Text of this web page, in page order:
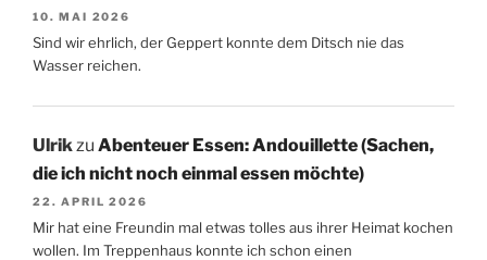
10. MAI 2026
Sind wir ehrlich, der Geppert konnte dem Ditsch nie das
Wasser reichen.
Ulrik zu Abenteuer Essen: Andouillette (Sachen,
die ich nicht noch einmal essen möchte)
22. APRIL 2026
Mir hat eine Freundin mal etwas tolles aus ihrer Heimat kochen
wollen. Im Treppenhaus konnte ich schon einen